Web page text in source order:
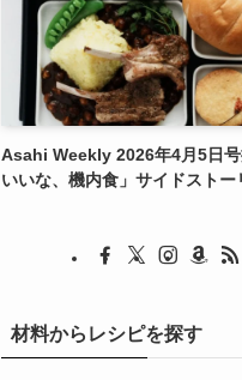
Asahi Weekly 2026年4月5日
いいな、機内食」サイドストー
材料からレシピを探す